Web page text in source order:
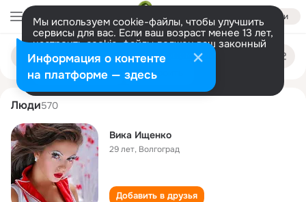
Войти
Мы используем cookie-файлы, чтобы улучшить
сервисы для вас. Если ваш возраст менее 13 лет,
настроить cookie-файлы должен ваш законный
представитель. Больше информации
Разрешить все Настроить
Поиск
людям
vika ischenko
Люди570
Вика Ищенко
29 лет, Волгоград
Добавить в друзья
Информация о контенте
на платформе — здесь